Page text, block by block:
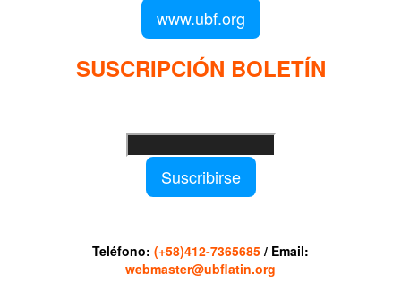
www.ubf.org
SUSCRIPCIÓN BOLETÍN
Suscribirse
Teléfono: (+58)412-7365685 / Email:
webmaster@ubflatin.org